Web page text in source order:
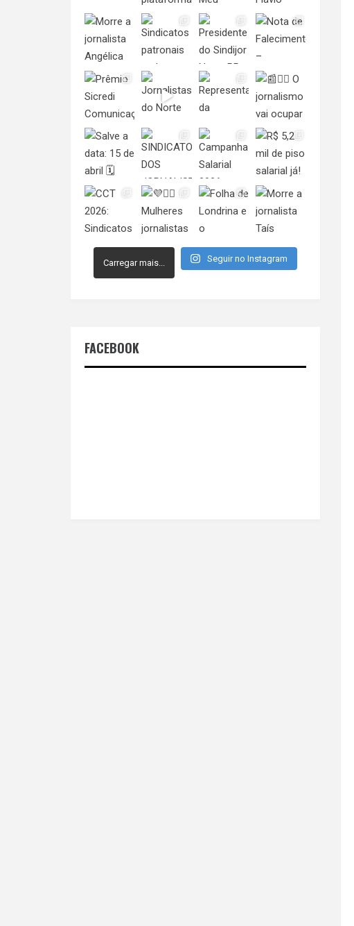
Carregar mais... Seguir no Instagram
FACEBOOK